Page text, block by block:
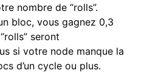
nombre de “rolls”.
bloc, vous gagnez 0,3
seront
si votre node manque la
d’un cycle ou plus.